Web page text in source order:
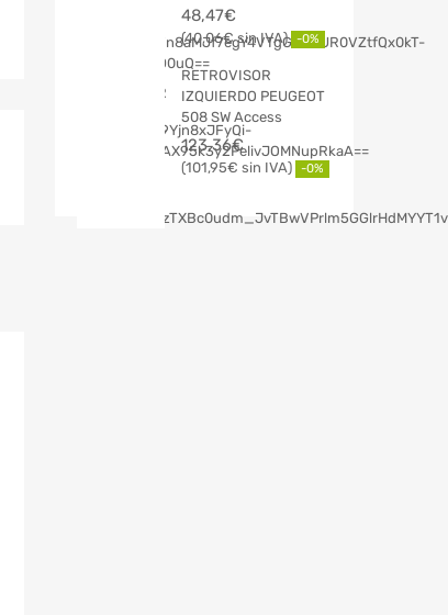
48,47€
40,06€ -0%
RETROVISOR
IZQUIERDO PEUGEOT
508 SW Access
123,36€
101,95€ -0%